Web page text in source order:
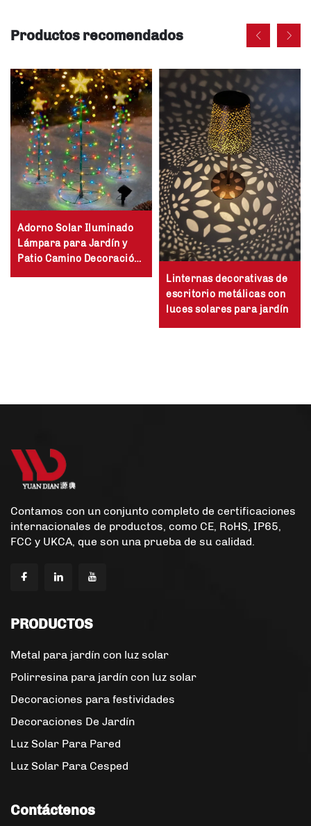
Productos recomendados
Adorno Solar Iluminado
Lámpara para Jardín y
Patio Camino Decoración
Linternas decorativas de
escritorio metálicas con
luces solares para jardín
Contamos con un conjunto completo de certificaciones
internacionales de productos, como CE, RoHS, IP65,
FCC y UKCA, que son una prueba de su calidad.
PRODUCTOS
Metal para jardín con luz solar
Polirresina para jardín con luz solar
Decoraciones para festividades
Decoraciones De Jardín
Luz Solar Para Pared
Luz Solar Para Cesped
Contáctenos